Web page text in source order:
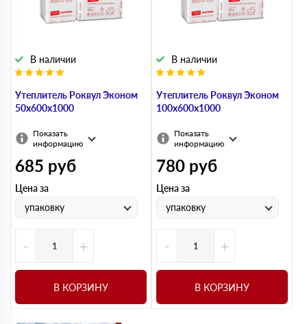
Утеплитель Роквул Эконом
50х600х1000
В наличии
Показать
информацию
685 руб
Цена за
упаковку
- +
В КОРЗИНУ
Утеплитель Роквул Эконом
100х600х1000
В наличии
Показать
информацию
780 руб
Цена за
упаковку
- +
В КОРЗИНУ